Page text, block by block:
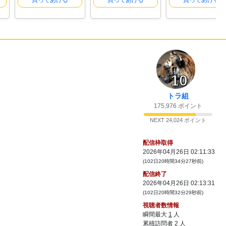
10
トラ組
175,976 ポイント
NEXT 24,024 ポイント
配信枠取得
2026年04月26日 02:11:33
(102日20時間34分27秒前)
配信終了
2026年04月26日 02:13:31
(102日20時間32分29秒前)
視聴者数情報
瞬間最大 1 人
累積訪問者 2 人